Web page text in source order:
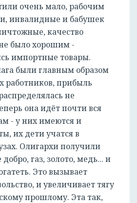
очень мало, рабочим
инвалидные и бабушек
качество
было хорошим -
импортные товары.
были главным образом
работников, прибыль
не
она идёт почти вся
- у них имеются и
их дети учатся в
Олигархи получили
добро, газ, золото, медь... и
Это вызывает
и увеличивает тягу
прошлому. Эта так,